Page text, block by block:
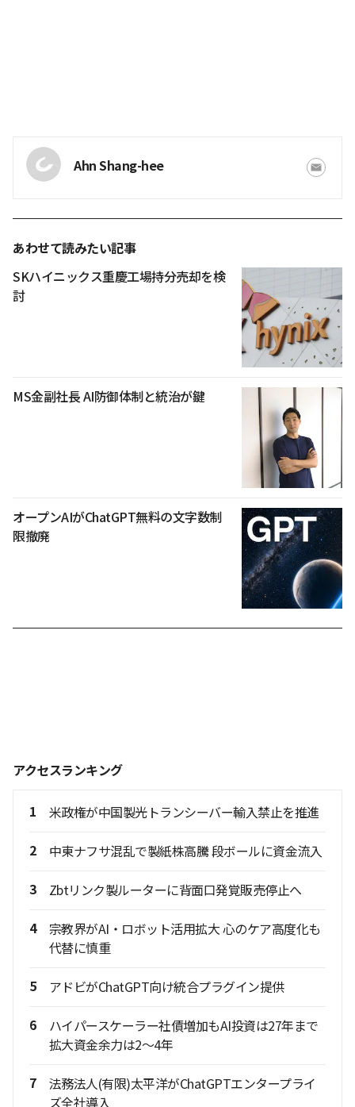
Ahn Shang-hee
あわせて読みたい記事
SKハイニックス重慶工場持分売却を検
討
MS金副社長 AI防御体制と統治が鍵
オープンAIがChatGPT無料の文字数制
限撤廃
アクセスランキング
1 米政権が中国製光トランシーバー輸入禁止を推進
2 中東ナフサ混乱で製紙株高騰 段ボールに資金流入
3 Zbtリンク製ルーターに背面口発覚販売停止へ
4
宗教界がAI・ロボット活用拡大 心のケア高度化も
代替に慎重
5 アドビがChatGPT向け統合プラグイン提供
6
ハイパースケーラー社債増加もAI投資は27年まで
拡大資金余力は2〜4年
7
法務法人(有限)太平洋がChatGPTエンタープライ
ズ全社導入